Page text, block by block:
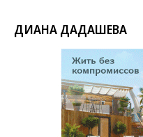
ДИАНА ДАДАШЕВА